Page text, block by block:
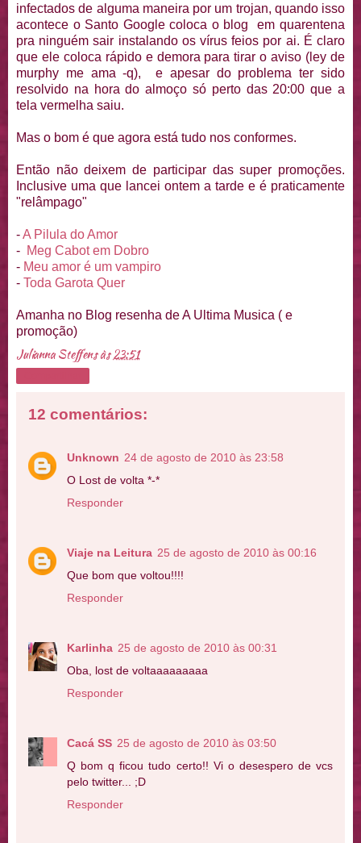
infectados de alguma maneira por um trojan, quando isso
acontece o Santo Google coloca o blog em quarentena
pra ninguém sair instalando os vírus feios por ai. É claro
que ele coloca rápido e demora para tirar o aviso (ley de
murphy me ama -q), e apesar do problema ter sido
resolvido na hora do almoço só perto das 20:00 que a
tela vermelha saiu.
Mas o bom é que agora está tudo nos conformes.
Então não deixem de participar das super promoções.
Inclusive uma que lancei ontem a tarde e é praticamente
"relâmpago"
-A Pilula do Amor
- Meg Cabot em Dobro
- Meu amor é um vampiro
- Toda Garota Quer
Amanha no Blog resenha de A Ultima Musica ( e
promoção)
Julianna Steffensàs23:51
12 comentários:
Unknown 24 de agosto de 2010 às 23:58
O Lost de volta *-*
Responder
Viaje na Leitura 25 de agosto de 2010 às 00:16
Que bom que voltou!!!!
Responder
Karlinha 25 de agosto de 2010 às 00:31
Oba, lost de voltaaaaaaaaa
Responder
Cacá SS 25 de agosto de 2010 às 03:50
Q bom q ficou tudo certo!! Vi o desespero de vcs
pelo twitter... ;D
Responder